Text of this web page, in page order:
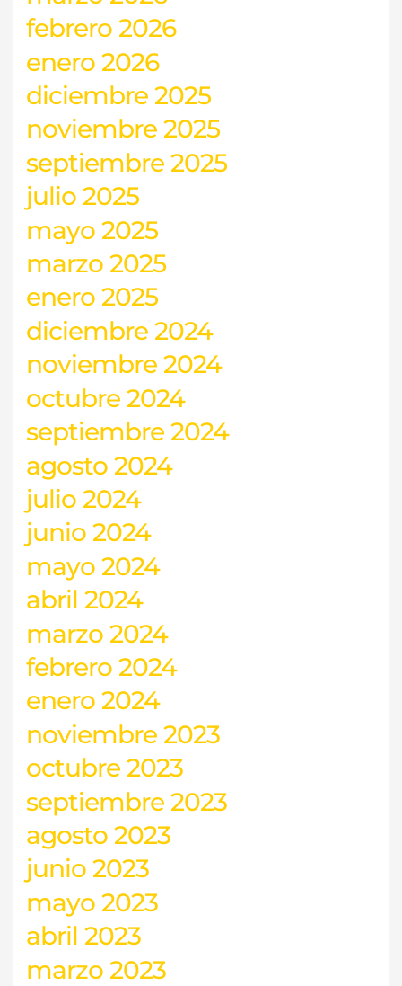
febrero 2026
enero 2026
diciembre 2025
noviembre 2025
septiembre 2025
julio 2025
mayo 2025
marzo 2025
enero 2025
diciembre 2024
noviembre 2024
octubre 2024
septiembre 2024
agosto 2024
julio 2024
junio 2024
mayo 2024
abril 2024
marzo 2024
febrero 2024
enero 2024
noviembre 2023
octubre 2023
septiembre 2023
agosto 2023
junio 2023
mayo 2023
abril 2023
marzo 2023